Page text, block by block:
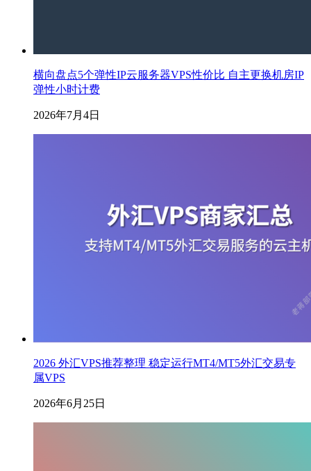
横向盘点5个弹性IP云服务器VPS性价比 自主更换机房IP
弹性小时计费
2026年7月4日
2026 外汇VPS推荐整理 稳定运行MT4/MT5外汇交易专
属VPS
2026年6月25日